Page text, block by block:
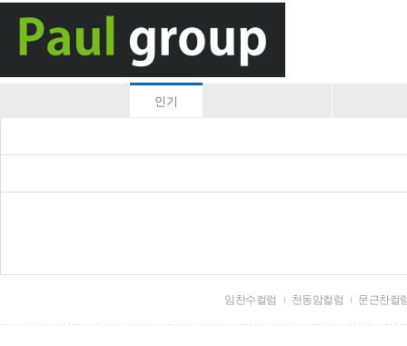
인기
임찬수컬럼 천동암컬럼 문근찬컬